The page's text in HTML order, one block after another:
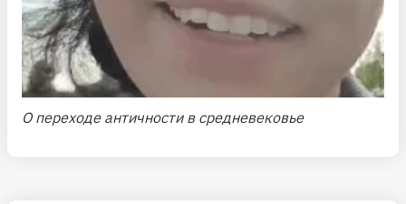
О переходе античности в средневековье